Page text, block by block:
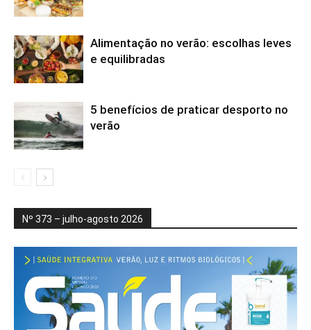
Alimentação no verão: escolhas leves
e equilibradas
5 benefícios de praticar desporto no
verão
Nº 373 – julho-agosto 2026